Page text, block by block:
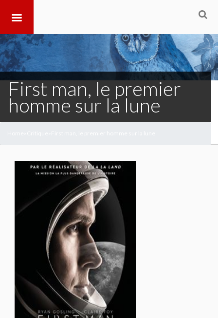
First man, le premier
homme sur la lune